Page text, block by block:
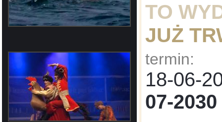
TO
JUŻ
termin:
18-06-
07-2030